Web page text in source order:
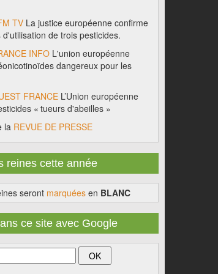
TV La justice européenne confirme
de trois pesticides.
INFO L'union européenne
dangereux pour les
FRANCE L’Union européenne
« tueurs d'abeilles »
la REVUE DE PRESSE
reines cette année
seront marquées en BLANC
ce site avec Google